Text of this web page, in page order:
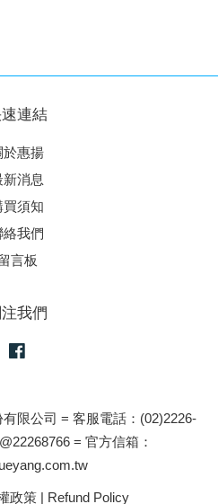
連結
於惠揚
新消息
買須知
絡我們
言板
我們
限公司 = 客服電話：(02)2226-
= 官方信箱：
政策 | Refund Policy